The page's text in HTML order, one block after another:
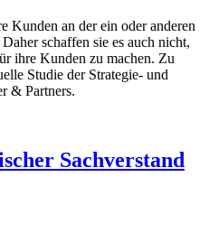
Kunden an der ein oder anderen
schaffen sie es auch nicht,
ihre Kunden zu machen. Zu
Studie der Strategie- und
& Partners.
Sachverstand